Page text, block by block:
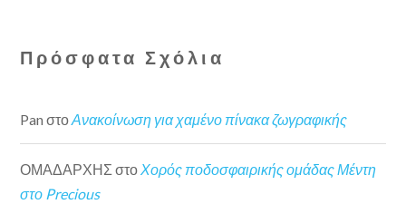
Πρόσφατα Σχόλια
Pan στοΑνακοίνωση για χαμένο πίνακα ζωγραφικής
ΟΜΑΔΑΡΧΗΣ στοΧορός ποδοσφαιρικής ομάδας Μέντη
στο Precious